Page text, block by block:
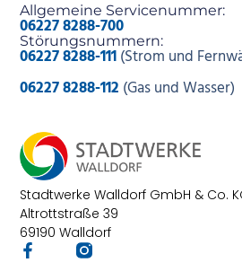
Stadtwerke Walldorf GmbH & Co.
Altrottstraße 39
69190 Walldorf
Allgemeine Servicenummer:
06227 8288-700
Störungsnummern:
06227 8288-111(Strom und
06227 8288-112 (Gas und Wasser)